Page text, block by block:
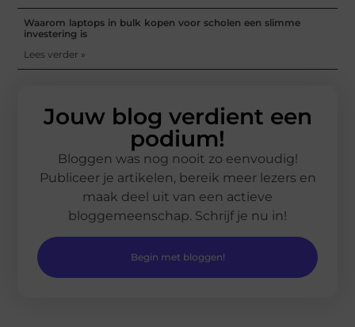
Waarom laptops in bulk kopen voor scholen een slimme
investering is
Lees verder »
Jouw blog verdient een
podium!
Bloggen was nog nooit zo eenvoudig!
Publiceer je artikelen, bereik meer lezers en
maak deel uit van een actieve
bloggemeenschap. Schrijf je nu in!
Begin met bloggen!